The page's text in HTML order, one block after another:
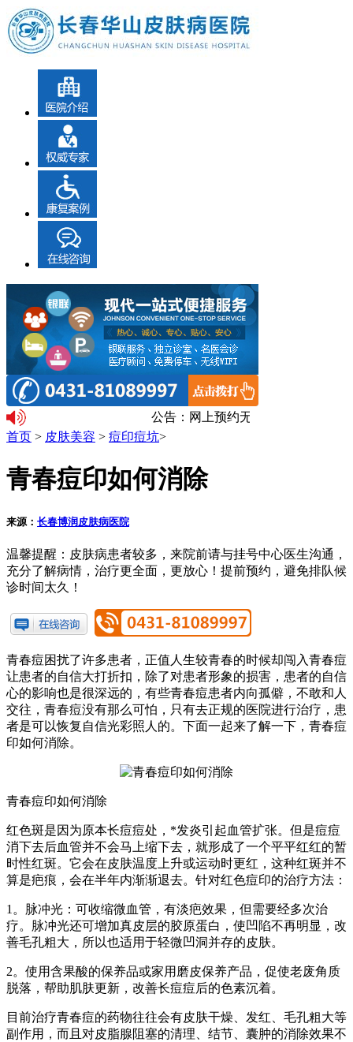
公告：网上预约无需排队。温馨
首页 > 皮肤美容 > 痘印痘坑>
青春痘印如何消除
来源： 长春博润皮肤病医院
温馨提醒： 皮肤病患者较多，来院前请与挂号中心医生沟通，
充分了解病情，治疗更全面，更放心！提前预约，避免排队候
诊时间太久！
青春痘困扰了许多患者，正值人生较青春的时候却闯入青春痘
让患者的自信大打折扣，除了对患者形象的损害，患者的自信
心的影响也是很深远的，有些青春痘患者内向孤僻，不敢和人
交往，青春痘没有那么可怕，只有去正规的医院进行治疗，患
者是可以恢复自信光彩照人的。下面一起来了解一下，青春痘
印如何消除。
青春痘印如何消除
红色斑是因为原本长痘痘处，*发炎引起血管扩张。但是痘痘
消下去后血管并不会马上缩下去，就形成了一个平平红红的暂
时性红斑。它会在皮肤温度上升或运动时更红，这种红斑并不
算是疤痕，会在半年内渐渐退去。针对红色痘印的治疗方法：
1。脉冲光：可收缩微血管，有淡疤效果，但需要经多次治
疗。脉冲光还可增加真皮层的胶原蛋白，使凹陷不再明显，改
善毛孔粗大，所以也适用于轻微凹洞并存的皮肤。
2。使用含果酸的保养品或家用磨皮保养产品，促使老废角质
脱落，帮助肌肤更新，改善长痘痘后的色素沉着。
目前治疗青春痘的药物往往会有皮肤干燥、发红、毛孔粗大等
副作用，而且对皮脂腺阻塞的清理、结节、囊肿的消除效果不